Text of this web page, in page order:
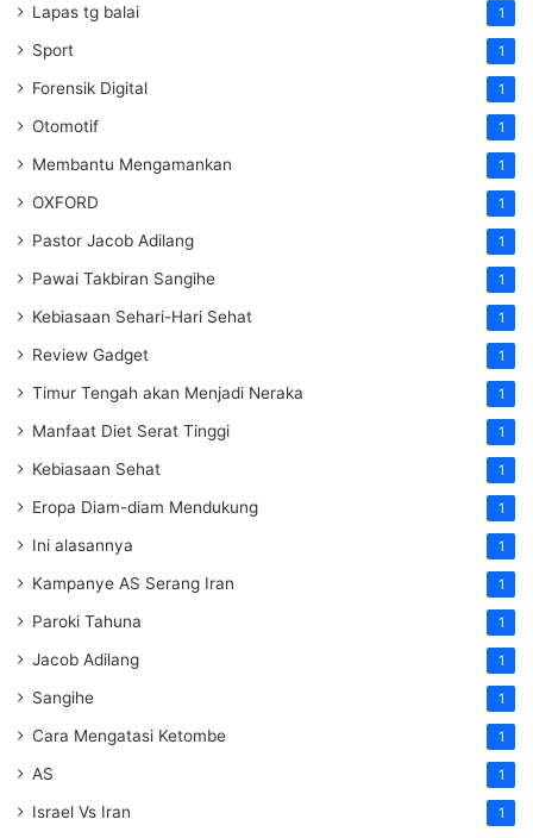
Lapas tg balai 1
Sport 1
Forensik Digital 1
Otomotif 1
Membantu Mengamankan 1
OXFORD 1
Pastor Jacob Adilang 1
Pawai Takbiran Sangihe 1
Kebiasaan Sehari-Hari Sehat 1
Review Gadget 1
Timur Tengah akan Menjadi Neraka 1
Manfaat Diet Serat Tinggi 1
Kebiasaan Sehat 1
Eropa Diam-diam Mendukung 1
Ini alasannya 1
Kampanye AS Serang Iran 1
Paroki Tahuna 1
Jacob Adilang 1
Sangihe 1
Cara Mengatasi Ketombe 1
AS 1
Israel Vs Iran 1